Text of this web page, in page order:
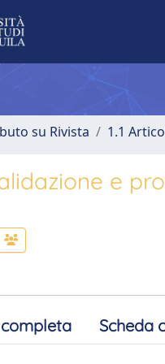
su Rivista 1.1
e
Scheda